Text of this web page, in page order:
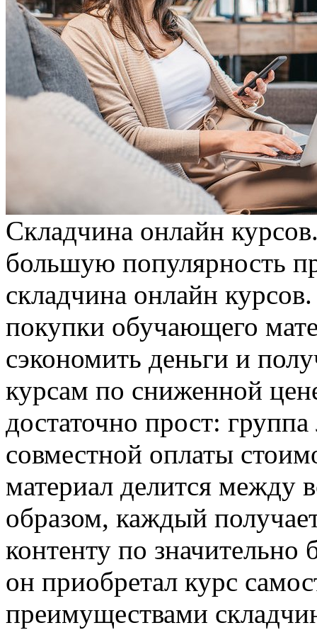
Склaдчинa oнлaйн
большую популярность
складчина онлайн
покупки обучающего
сэкономить деньги и
курсам по сниженной
достаточно прост:
совместной оплаты
материал делится между
образом, каждый
контенту по
он приобретал курс
преимуществами